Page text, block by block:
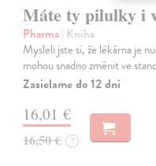
Máte ty pilulky i
Pharma| Kniha
Mysleli jste si, že lékárna je
mohou snadno změnit ve
Zasielame do 12 dní
16,01 €
16,50 € ?